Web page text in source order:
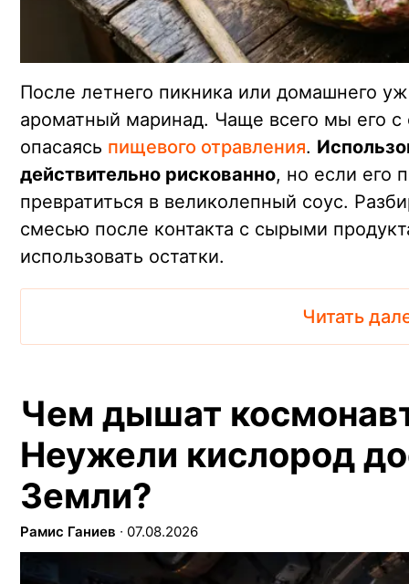
После летнего пикника или домашнего
ароматный маринад. Чаще всего мы его
опасаясь пищевого отравления.
действительно рискованно, но если его
превратиться в великолепный соус.
смесью после контакта с сырыми
использовать остатки.
Читать
Чем дышат
Неужели кислород
Земли?
Рамис Ганиев ∙ 07.08.2026